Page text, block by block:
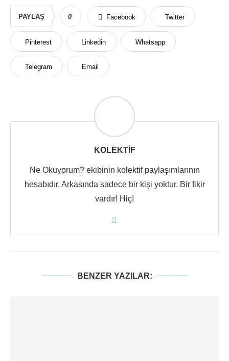
PAYLAŞ 0 Facebook Twitter
Pinterest Linkedin Whatsapp
Telegram Email
KOLEKTIF
Ne Okuyorum? ekibinin kolektif paylaşımlarının
hesabıdır. Arkasında sadece bir kişi yoktur. Bir fikir
vardır! Hiç!
BENZER YAZILAR: